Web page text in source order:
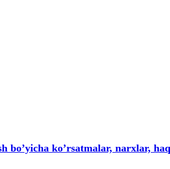
bo’yicha ko’rsatmalar, narxlar,